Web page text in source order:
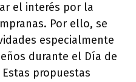
el interés por la
Por ello, se
especialmente
durante el Día de
propuestas